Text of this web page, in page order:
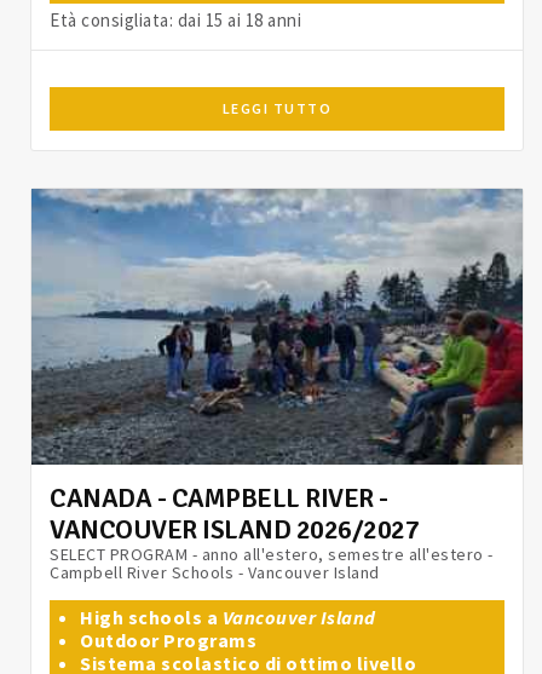
Età consigliata: dai 15 ai 18 anni
LEGGI TUTTO
CANADA - CAMPBELL RIVER -
VANCOUVER ISLAND 2026/2027
SELECT PROGRAM - anno all'estero, semestre all'estero -
Campbell River Schools - Vancouver Island
High schools a Vancouver Island
Outdoor Programs
Sistema scolastico di ottimo livello